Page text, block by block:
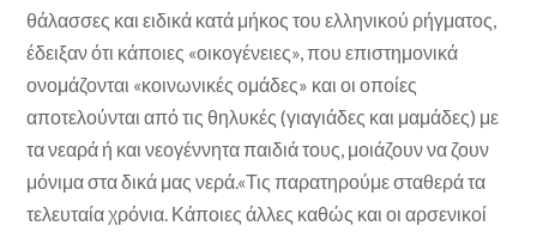
θάλασσες και ειδικά κατά μήκος του ελληνικού ρήγματος,
έδειξαν ότι κάποιες «οικογένειες», που επιστημονικά
ονομάζονται «κοινωνικές ομάδες» και οι οποίες
αποτελούνται από τις θηλυκές (γιαγιάδες και μαμάδες) με
τα νεαρά ή και νεογέννητα παιδιά τους, μοιάζουν να ζουν
μόνιμα στα δικά μας νερά.«Τις παρατηρούμε σταθερά τα
τελευταία χρόνια. Κάποιες άλλες καθώς και οι αρσενικοί